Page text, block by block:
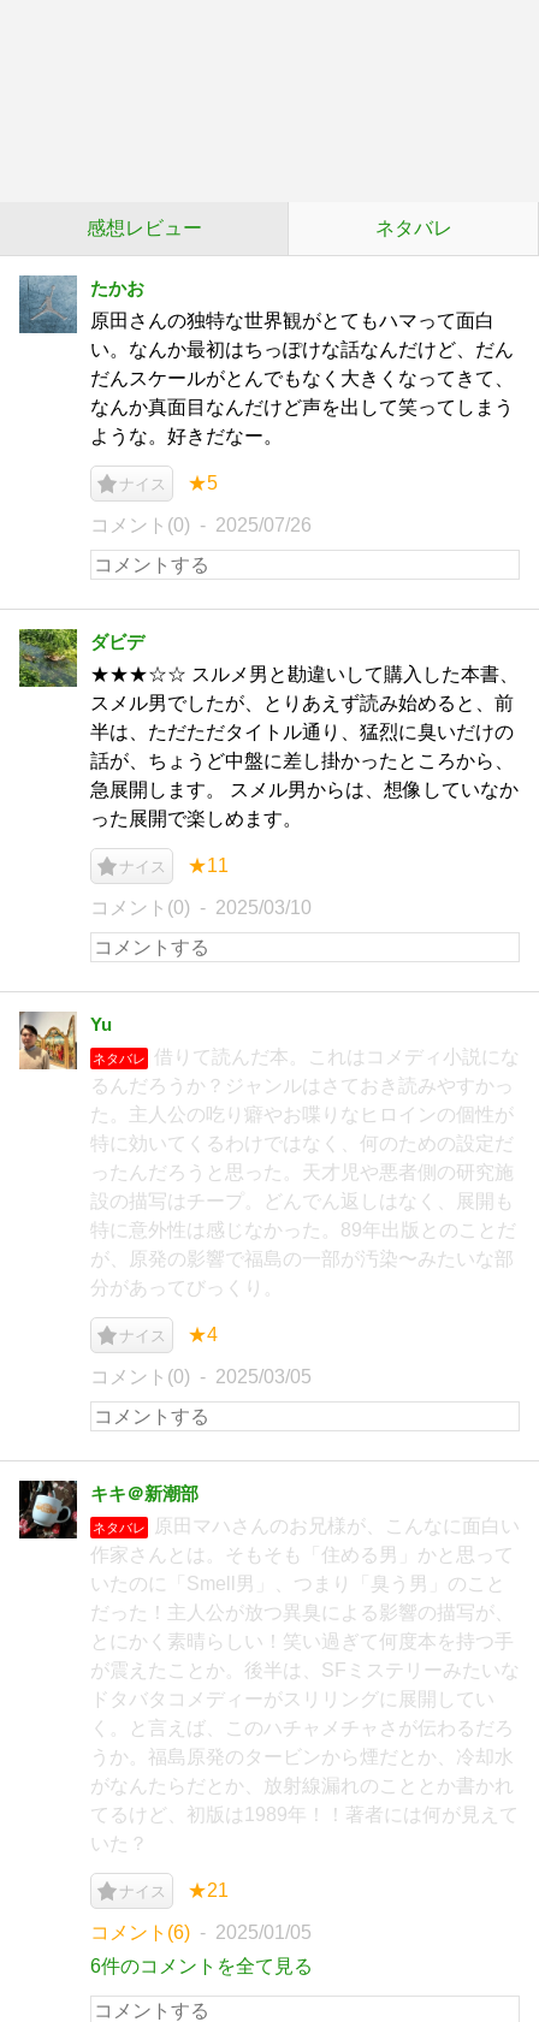
感想レビュー ネタバレ
たかお
原田さんの独特な世界観がとてもハマって面白
い。なんか最初はちっぽけな話なんだけど、だん
だんスケールがとんでもなく大きくなってきて、
なんか真面目なんだけど声を出して笑ってしまう
ような。好きだなー。
ナイス ★5
コメント(0) 2025/07/26
ダビデ
★★★☆☆ スルメ男と勘違いして購入した本書、
スメル男でしたが、とりあえず読み始めると、前
半は、ただただタイトル通り、猛烈に臭いだけの
話が、ちょうど中盤に差し掛かったところから、
急展開します。 スメル男からは、想像していなか
った展開で楽しめます。
ナイス ★11
コメント(0) 2025/03/10
Yu
ネタバレ
借りて読んだ本。これはコメディ小説にな
るんだろうか？ジャンルはさておき読みやすかっ
た。主人公の吃り癖やお喋りなヒロインの個性が
特に効いてくるわけではなく、何のための設定だ
ったんだろうと思った。天才児や悪者側の研究施
設の描写はチープ。どんでん返しはなく、展開も
特に意外性は感じなかった。89年出版とのことだ
が、原発の影響で福島の一部が汚染〜みたいな部
分があってびっくり。
ナイス ★4
コメント(0) 2025/03/05
キキ＠新潮部
ネタバレ
原田マハさんのお兄様が、こんなに面白い
作家さんとは。そもそも「住める男」かと思って
いたのに「Smell男」、つまり「臭う男」のこと
だった！主人公が放つ異臭による影響の描写が、
とにかく素晴らしい！笑い過ぎて何度本を持つ手
が震えたことか。後半は、SFミステリーみたいな
ドタバタコメディーがスリリングに展開してい
く。と言えば、このハチャメチャさが伝わるだろ
うか。福島原発のタービンから煙だとか、冷却水
がなんたらだとか、放射線漏れのこととか書かれ
てるけど、初版は1989年！！著者には何が見えて
いた？
ナイス ★21
コメント(6)
2025/01/05
6件のコメントを全て見る